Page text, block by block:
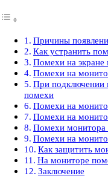
Причины
Как устранить
Помехи на экране
Помехи на
При подключении
помехи
Помехи на
Помехи на
Помехи монитора
Помехи на
Как защитить
На мониторе
Заключение